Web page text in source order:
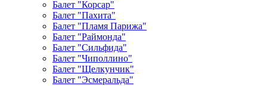
Балет "Корсар"
Балет "Пахита"
Балет "Пламя Парижа"
Балет "Раймонда"
Балет "Сильфида"
Балет "Чиполлино"
Балет "Щелкунчик"
Балет "Эсмеральда"